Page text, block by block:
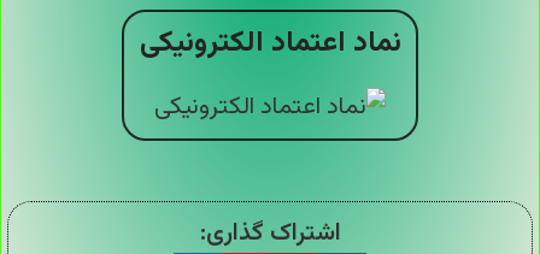
نماد اعتماد الکترونیکی
اشتراک گذاری: